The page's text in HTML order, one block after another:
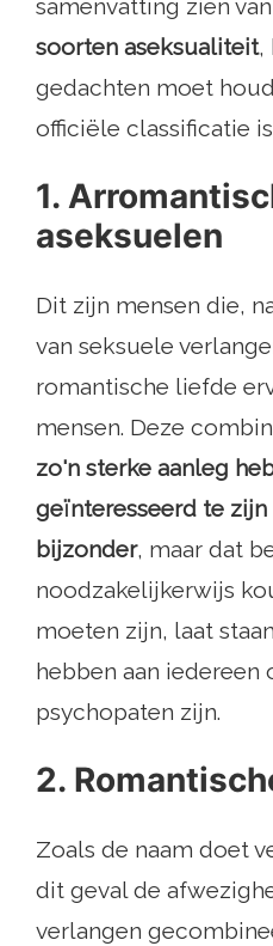
samenvatting zien van
soorten aseksualiteit,
gedachten moet
officiële classificatie
1.
aseksuelen
Dit zijn mensen die,
van seksuele
romantische liefde
mensen. Deze
zo'n sterke aanleg
geïnteresseerd te
bijzonder, maar dat
noodzakelijkerwijs
moeten zijn, laat
hebben aan iedereen
psychopaten zijn.
2.
Zoals de naam doet
dit geval de
verlangen